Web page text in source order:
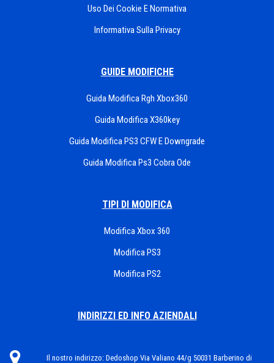
Uso Dei Cookie E Normativa
Informativa Sulla Privacy
GUIDE MODIFICHE
Guida Modifica Rgh Xbox360
Guida Modifica X360key
Guida Modifica PS3 CFW E Downgrade
Guida Modifica Ps3 Cobra Ode
TIPI DI MODIFICA
Modifica Xbox 360
Modifica PS3
Modifica PS2
INDIRIZZI ED INFO AZIENDALI
Il nostro indirizzo: Dedoshop Via Valiano 44/g 50031 Barberino di